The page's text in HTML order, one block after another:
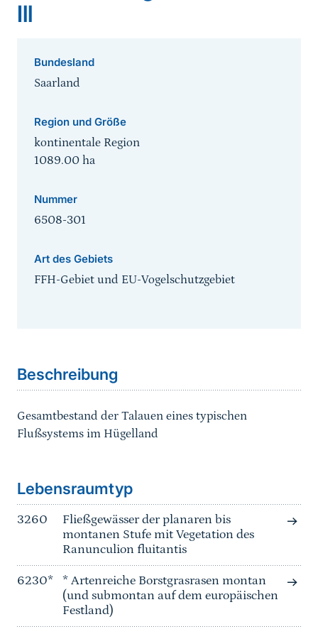
Ill
Bundesland
Saarland
Region und Größe
kontinentale Region
1089.00 ha
Nummer
6508-301
Art des Gebiets
FFH-Gebiet und EU-Vogelschutzgebiet
Beschreibung
Gesamtbestand der Talauen eines typischen
Flußsystems im Hügelland
Lebensraumtyp
3260
Fließgewässer der planaren bis
montanen Stufe mit Vegetation des
Ranunculion fluitantis
6230*
* Artenreiche Borstgrasrasen montan
(und submontan auf dem europäischen
Festland)